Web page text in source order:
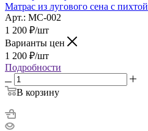
Матрас из лугового сена с пихтой
Арт.: МС-002
1 200 ₽/шт
Варианты цен
1 200 ₽/шт
Подробности
В корзину